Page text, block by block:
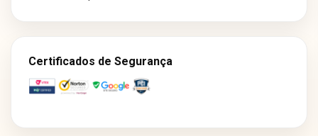
Certificados de Segurança